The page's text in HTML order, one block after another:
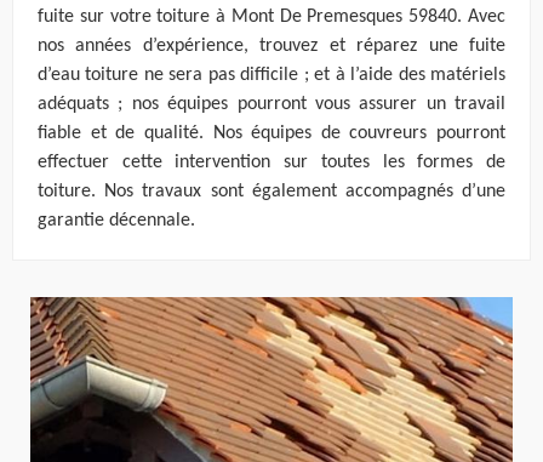
fuite sur votre toiture à Mont De Premesques 59840. Avec
nos années d’expérience, trouvez et réparez une fuite
d’eau toiture ne sera pas difficile ; et à l’aide des matériels
adéquats ; nos équipes pourront vous assurer un travail
fiable et de qualité. Nos équipes de couvreurs pourront
effectuer cette intervention sur toutes les formes de
toiture. Nos travaux sont également accompagnés d’une
garantie décennale.